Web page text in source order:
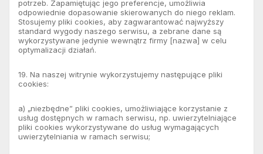
potrzeb. Zapamiętując jego preferencje, umożliwia
odpowiednie dopasowanie skierowanych do niego reklam.
Stosujemy pliki cookies, aby zagwarantować najwyższy
standard wygody naszego serwisu, a zebrane dane są
wykorzystywane jedynie wewnątrz firmy [nazwa] w celu
optymalizacji działań.
19. Na naszej witrynie wykorzystujemy następujące pliki
cookies:
a) „niezbędne” pliki cookies, umożliwiające korzystanie z
usług dostępnych w ramach serwisu, np. uwierzytelniające
pliki cookies wykorzystywane do usług wymagających
uwierzytelniania w ramach serwisu;